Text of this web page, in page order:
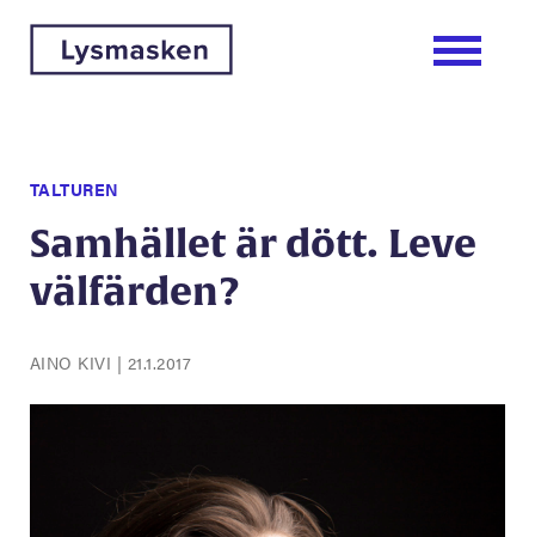
TALTUREN
Samhället är dött. Leve
välfärden?
AINO KIVI | 21.1.2017